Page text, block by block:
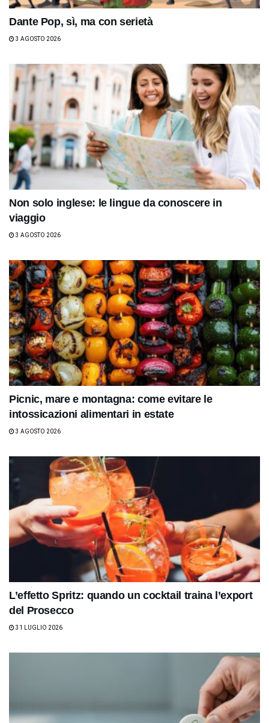
Dante Pop, sì, ma con serietà
3 AGOSTO 2026
Non solo inglese: le lingue da conoscere in
viaggio
3 AGOSTO 2026
Picnic, mare e montagna: come evitare le
intossicazioni alimentari in estate
3 AGOSTO 2026
L’effetto Spritz: quando un cocktail traina l’export
del Prosecco
31 LUGLIO 2026